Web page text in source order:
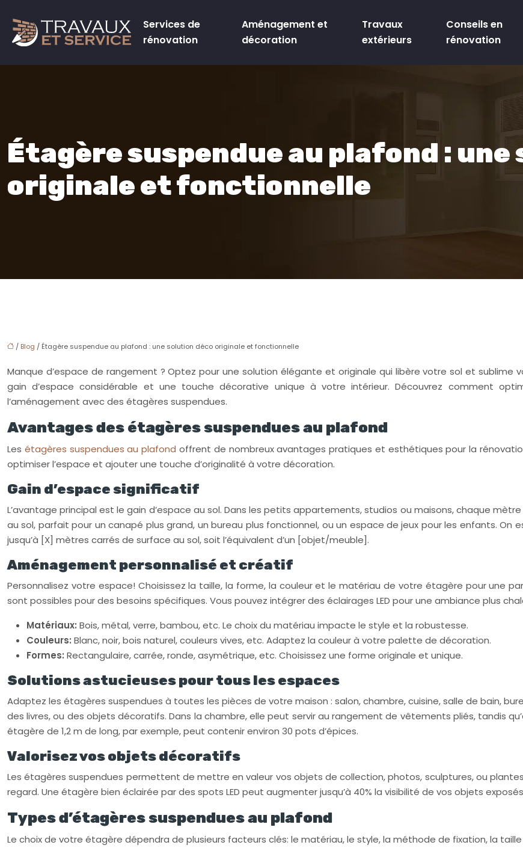
Services de
rénovation
Aménagement et
décoration
Travaux
extérieurs
Conseils en
rénovation
Étagère suspendue au plafond :
originale et fonctionnelle
/ Blog / Étagère suspendue au plafond : une solution déco originale et fonctionnelle
Manque d’espace de rangement ? Optez pour une solution élégante et originale qui libère votre sol et
gain d’espace considérable et une touche décorative unique à votre intérieur. Découvrez comment
l’aménagement avec des étagères suspendues.
Avantages des étagères suspendues au plafond
Les étagères suspendues au plafond offrent de nombreux avantages pratiques et esthétiques pour la
optimiser l’espace et ajouter une touche d’originalité à votre décoration.
Gain d’espace significatif
L’avantage principal est le gain d’espace au sol. Dans les petits appartements, studios ou maisons, chaque
au sol, parfait pour un canapé plus grand, un bureau plus fonctionnel, ou un espace de jeux pour les enfants. On
jusqu’à [X] mètres carrés de surface au sol, soit l’équivalent d’un [objet/meuble].
Aménagement personnalisé et créatif
Personnalisez votre espace! Choisissez la taille, la forme, la couleur et le matériau de votre étagère pour une
sont possibles pour des besoins spécifiques. Vous pouvez intégrer des éclairages LED pour une ambiance plus
Matériaux: Bois, métal, verre, bambou, etc. Le choix du matériau impacte le style et la robustesse.
Couleurs: Blanc, noir, bois naturel, couleurs vives, etc. Adaptez la couleur à votre palette de décoration.
Formes: Rectangulaire, carrée, ronde, asymétrique, etc. Choisissez une forme originale et unique.
Solutions astucieuses pour tous les espaces
Adaptez les étagères suspendues à toutes les pièces de votre maison : salon, chambre, cuisine, salle de bain,
des livres, ou des objets décoratifs. Dans la chambre, elle peut servir au rangement de vêtements pliés, tandis
étagère de 1,2 m de long, par exemple, peut contenir environ 30 pots d’épices.
Valorisez vos objets décoratifs
Les étagères suspendues permettent de mettre en valeur vos objets de collection, photos, sculptures, ou
regard. Une étagère bien éclairée par des spots LED peut augmenter jusqu’à 40% la visibilité de vos objets
Types d’étagères suspendues au plafond
Le choix de votre étagère dépendra de plusieurs facteurs clés: le matériau, le style, la méthode de fixation, la